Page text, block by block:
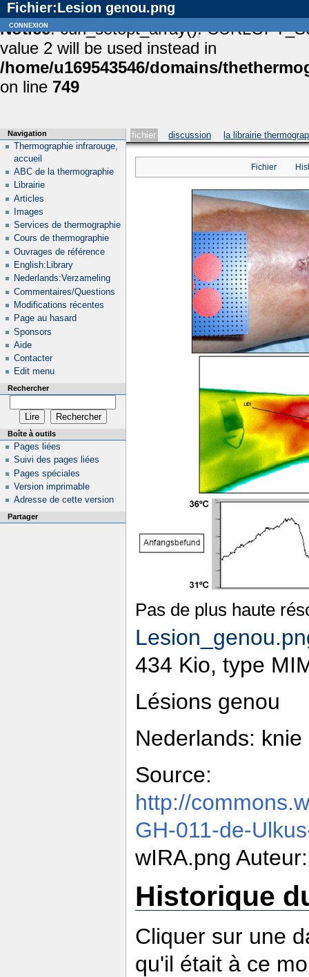
Notice: curl_setopt_array():
value 2 will be used instead in
/home/u169543546/domains/
on line 749
Fichier:Lesion genou.png
fichier discussion la librairie
Fichier
Pas de plus haute
434 Kio, type
Lésions genou
Nederlands:
Source:
http://
GH-011-de-
wIRA.png
Historique
Cliquer sur une
qu'il était à ce
Navigation
Thermographie infrarouge,
accueil
ABC de la thermographie
Librairie
Articles
Images
Services de thermographie
Cours de thermographie
Ouvrages de référence
English:Library
Nederlands:Verzameling
Commentaires/Questions
Modifications récentes
Page au hasard
Sponsors
Aide
Contacter
Edit menu
Rechercher
Boîte à outils
Pages liées
Suivi des pages liées
Pages spéciales
Version imprimable
Adresse de cette version
Partager
connexion